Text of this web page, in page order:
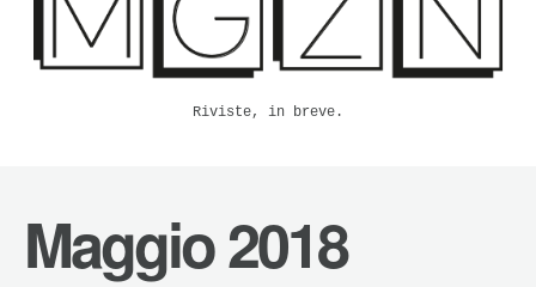
Riviste, in breve.
Maggio 2018